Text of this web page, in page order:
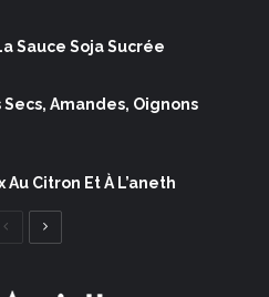
Sauce Soja Sucrée
Secs, Amandes, Oignons
Citron Et À L’aneth
Page